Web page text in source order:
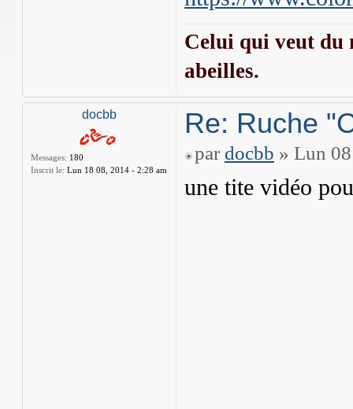
Celui qui veut du
abeilles.
docbb
Messages: 180
Inscrit le: Lun 18 08, 2014 - 2:28 am
Re: Ruche
par docbb » Lun
une tite vidéo